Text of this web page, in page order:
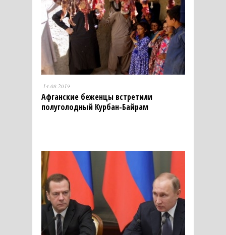
14.08.2019
Афганские беженцы встретили
полуголодный Курбан-Байрам